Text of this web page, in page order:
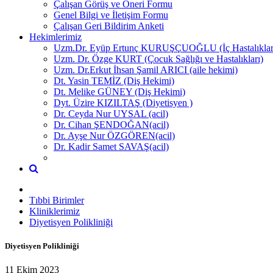
Çalışan Görüş ve Öneri Formu
Genel Bilgi ve İletişim Formu
Çalışan Geri Bildirim Anketi
Hekimlerimiz
Uzm.Dr. Eyüp Ertunç KURUŞÇUOĞLU (İç
Uzm. Dr. Özge KURT (Çocuk Sağlığı ve Hastalıkları)
Uzm. Dr.Erkut İhsan Şamil ARICI (aile hekimi)
Dt. Yasin TEMİZ (Diş Hekimi)
Dt. Melike GÜNEY (Diş Hekimi)
Dyt. Üzire KIZILTAŞ (Diyetisyen )
Dr. Ceyda Nur UYSAL (acil)
Dr. Cihan ŞENDOĞAN(acil)
Dr. Ayşe Nur ÖZGÖREN(acil)
Dr. Kadir Samet SAVAŞ(acil)
Tıbbi Birimler
Kliniklerimiz
Diyetisyen Polikliniği
Diyetisyen Polikliniği
11 Ekim 2023